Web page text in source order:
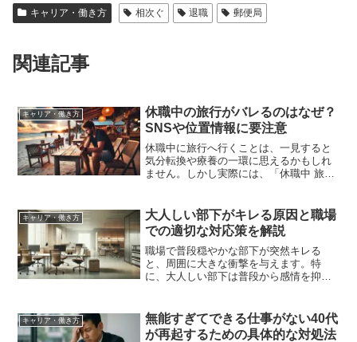
キャリア・働き方 相次ぐ 退職 郵便局
関連記事
キャリア・働き方
休職中の旅行がバレるのはなぜ？
SNSや位置情報に要注意
休職中に旅行へ行くことは、一見すると
気分転換や療養の一環に思えるかもしれ
ません。しかし実際には、「休職中 旅行
分の対象となることがあります。特に公
務員や企業の就業規則...
キャリア・働き方
大人しい部下がキレる原因と職場
での適切な対応策を解説
職場で普段穏やかな部下が突然キレる
と、周囲に大きな衝撃を与えます。特
に、大人しい部下は普段から感情を抑え
適切に対処しないと、職場の雰囲気や信
頼関係に悪影響を及ぼし、最悪...
キャリア・働き方
無能すぎてできる仕事がない40代
が再起するための具体的な対処法